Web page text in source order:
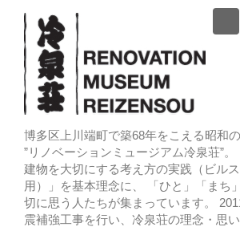
博多区上川端町で築68年をこえる昭和
”リノベーションミュージアム冷泉荘”
建物を大切にする考え方の実践（ビル
用）」を基本理念に、 「ひと」「まち
切に思う人たちが集まっています。
震補強工事を行い、冷泉荘の理念・思